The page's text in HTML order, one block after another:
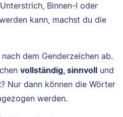
Binnen-I oder
kann, machst du die
dem Genderzeichen ab.
vollständig, sinnvoll und
? Nur dann können die Wörter
werden.